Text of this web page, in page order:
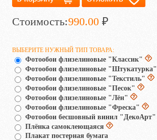
Стоимость:990.00 ₽
ВЫБЕРИТЕ НУЖНЫЙ ТИП ТОВАРА:
Фотообои флизелиновые "Классик"
Фотообои флизелиновые "Штукатурка"
Фотообои флизелиновые "Текстиль"
Фотообои флизелиновые "Песок"
Фотообои флизелиновые "Лён"
Фотообои флизелиновые "Фреска"
Фотообои бесшовный винил "ДекоАрт"
Плёнка самоклеющаяся
Плакат постерная бумага